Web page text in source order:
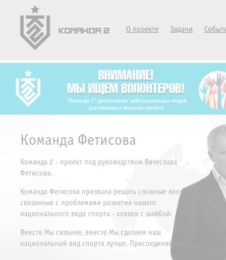
О проекте Задачи
Команда Фетисова
Команда 2 - проект под руководством Вячеслава
Фетисова.
Команда Фетисова призвана решать сложные вопросы,
связанные с проблемами развития нашего
национального вида спорта - хоккея с шайбой.
Вместе Мы сильнее, вместе Мы сделаем наш
национальный вид спорта лучше. Присоединяйтесь!